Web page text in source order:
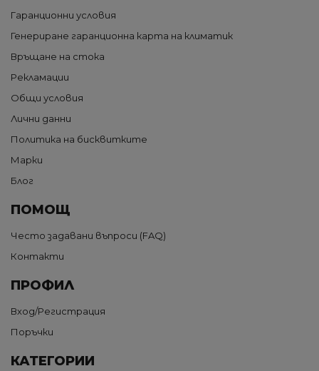
Гаранционни условия
Генериране гаранционна карта на климатик
Връщане на стока
Рекламации
Общи условия
Лични данни
Политика на бисквитките
Марки
Блог
ПОМОЩ
Често задавани въпроси (FAQ)
Контакти
ПРОФИЛ
Вход/Регистрация
Поръчки
КАТЕГОРИИ